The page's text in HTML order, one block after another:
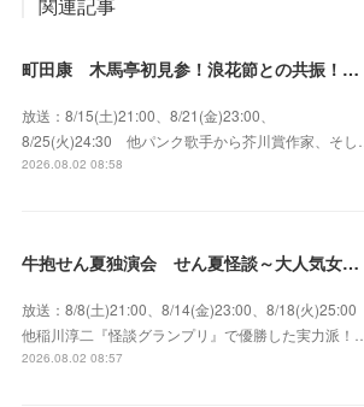
関連記事
町田康 木馬亭初見参！浪花節との共振！～マチダ地蔵尊 他
放送：8/15(土)21:00、8/21(金)23:00、
8/25(火)24:30 他パンク歌手から芥川賞作家、そし…
2026.08.02 08:58
牛抱せん夏独演会 せん夏怪談～大人気女性怪談師とっておきの背筋も凍る…
放送：8/8(土)21:00、8/14(金)23:00、8/18(火)25:00
他稲川淳二『怪談グランプリ』で優勝した実力派！…
2026.08.02 08:57